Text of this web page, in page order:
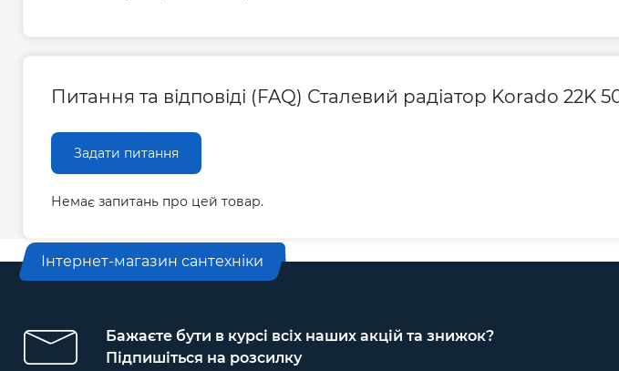
Питання та відповіді (FAQ) Сталевий радіатор Korado
Задати питання
Немає запитань про цей товар.
Інтернет-магазин сантехніки
Бажаєте бути в курсі всіх наших акцій та знижок?
Підпишіться на розсилку